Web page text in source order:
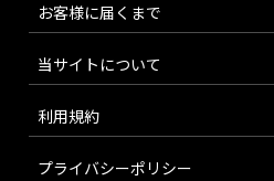
お客様に届くまで
当サイトについて
利用規約
プライバシーポリシー